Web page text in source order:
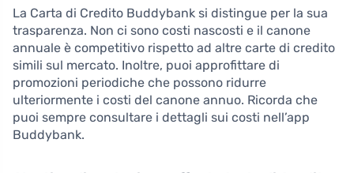
La Carta di Credito Buddybank si distingue per la sua
trasparenza. Non ci sono costi nascosti e il canone
annuale è competitivo rispetto ad altre carte di credito
simili sul mercato. Inoltre, puoi approfittare di
promozioni periodiche che possono ridurre
ulteriormente i costi del canone annuo. Ricorda che
puoi sempre consultare i dettagli sui costi nell’app
Buddybank.